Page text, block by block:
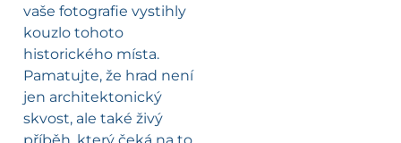
vaše fotografie vystihly
kouzlo tohoto
historického místa.
Pamatujte, že hrad není
jen architektonický
skvost, ale také živý